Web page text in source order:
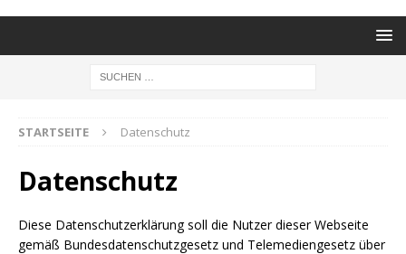
STARTSEITE Datenschutz
Datenschutz
Diese Datenschutzerklärung soll die Nutzer dieser Webseite
gemäß Bundesdatenschutzgesetz und Telemediengesetz über